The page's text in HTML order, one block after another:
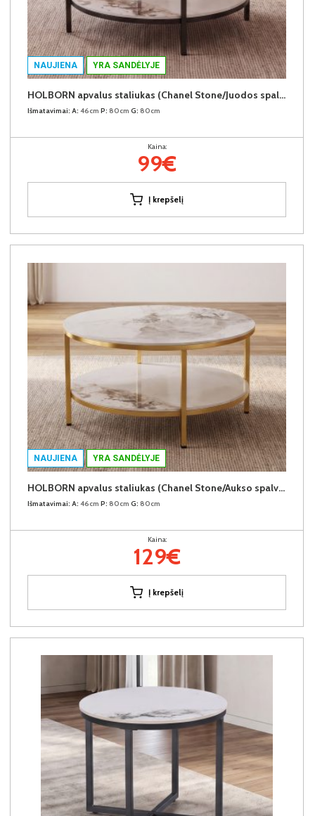
NAUJIENA YRA SANDĖLYJE
HOLBORN apvalus staliukas (Chanel Stone/Juodos spalvos kojos)
Išmatavimai: A: 46cm P: 80cm G: 80cm
Kaina:
99€
Į krepšelį
NAUJIENA YRA SANDĖLYJE
HOLBORN apvalus staliukas (Chanel Stone/Aukso spalvos kojos)
Išmatavimai: A: 46cm P: 80cm G: 80cm
Kaina:
129€
Į krepšelį